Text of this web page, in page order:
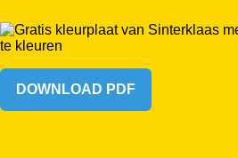
DOWNLOAD PDF